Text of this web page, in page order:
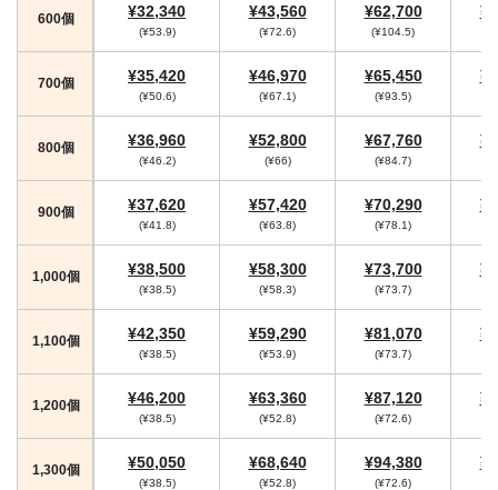
600個 ¥32,340
(¥53.9)
¥43,560
(¥72.6)
¥62,700
(¥104.5)
700個 ¥35,420
(¥50.6)
¥46,970
(¥67.1)
¥65,450
(¥93.5)
800個 ¥36,960
(¥46.2)
¥52,800
(¥66)
¥67,760
(¥84.7)
900個 ¥37,620
(¥41.8)
¥57,420
(¥63.8)
¥70,290
(¥78.1)
1,000個 ¥38,500
(¥38.5)
¥58,300
(¥58.3)
¥73,700
(¥73.7)
1,100個 ¥42,350
(¥38.5)
¥59,290
(¥53.9)
¥81,070
(¥73.7)
1,200個 ¥46,200
(¥38.5)
¥63,360
(¥52.8)
¥87,120
(¥72.6)
1,300個 ¥50,050
(¥38.5)
¥68,640
(¥52.8)
¥94,380
(¥72.6)